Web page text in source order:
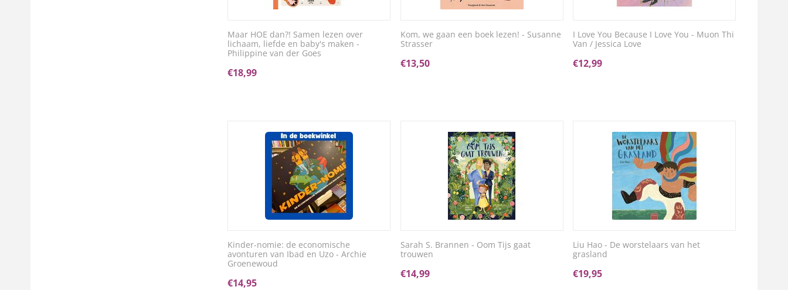
Maar HOE dan?! Samen lezen over
lichaam, liefde en baby's maken -
Philippine van der Goes
€18,99
Kom, we gaan een boek lezen! - Susanne
Strasser
€13,50
I Love You Because I Love You - Muon Thi
Van / Jessica Love
€12,99
Kinder-nomie: de economische
avonturen van Ibad en Uzo - Archie
Groenewoud
€14,95
Sarah S. Brannen - Oom Tijs gaat
trouwen
€14,99
Liu Hao - De worstelaars van het
grasland
€19,95